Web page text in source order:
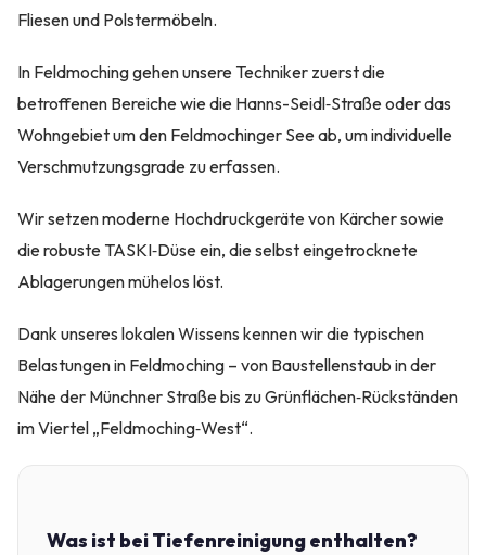
Fliesen und Polstermöbeln.
In Feldmoching gehen unsere Techniker zuerst die
betroffenen Bereiche wie die Hanns-Seidl‑Straße oder das
Wohngebiet um den Feldmochinger See ab, um individuelle
Verschmutzungsgrade zu erfassen.
Wir setzen moderne Hochdruckgeräte von Kärcher sowie
die robuste TASKI‑Düse ein, die selbst eingetrocknete
Ablagerungen mühelos löst.
Dank unseres lokalen Wissens kennen wir die typischen
Belastungen in Feldmoching – von Baustellenstaub in der
Nähe der Münchner Straße bis zu Grünflächen‑Rückständen
im Viertel „Feldmoching‑West“.
Was ist bei Tiefenreinigung enthalten?